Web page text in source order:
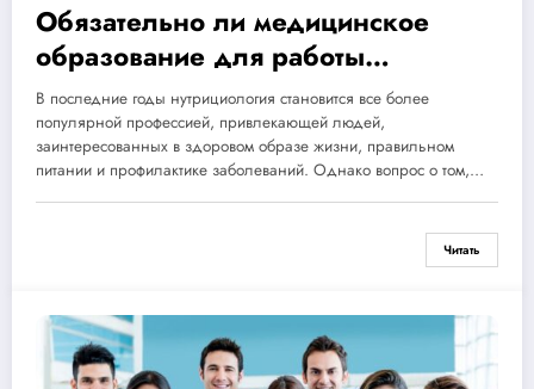
Обязательно ли медицинское
образование для работы
нутрициологом
В последние годы нутрициология становится все более
популярной профессией, привлекающей людей,
заинтересованных в здоровом образе жизни, правильном
питании и профилактике заболеваний. Однако вопрос о том,…
Читать